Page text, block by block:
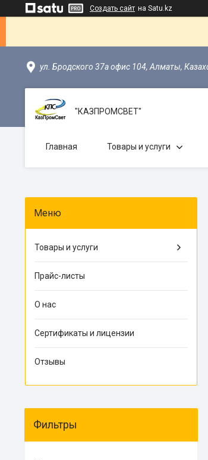
Создать сайт на Satu.kz
ул. Бродского 37а офис 104, Алматы,
"КАЗПРОМСВЕТ"
Главная Товары и услуги
Товары и услуги
Прайс-листы
О нас
Сертификаты и лицензии
Отзывы
Фильтры